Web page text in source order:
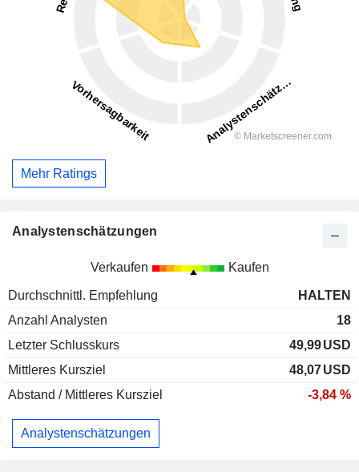
Mehr Ratings
Analystenschätzungen
Verkaufen Kaufen
Durchschnittl. Empfehlung
HALTEN
Anzahl Analysten
18
Letzter Schlusskurs
49,99USD
Mittleres Kursziel
48,07USD
Abstand / Mittleres Kursziel
-3,84 %
Analystenschätzungen